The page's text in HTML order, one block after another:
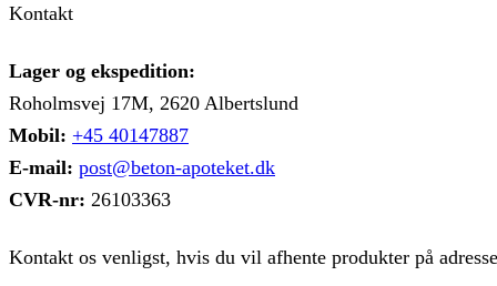
Kontakt
Lager og ekspedition:
Roholmsvej 17M, 2620 Albertslund
Mobil: +45 40147887
E-mail: post@beton-apoteket.dk
CVR-nr: 26103363
Kontakt os venligst, hvis du vil afhente produkter på